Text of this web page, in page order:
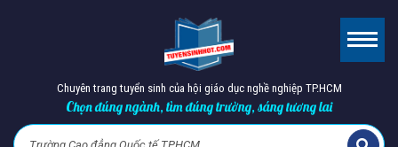
Chuyên trang tuyển sinh của hội giáo dục nghề nghiệp TP.HCM
Chọn đúng ngành, tìm đúng trường, sáng tương lai